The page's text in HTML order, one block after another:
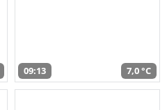
09:13 7,0 °C